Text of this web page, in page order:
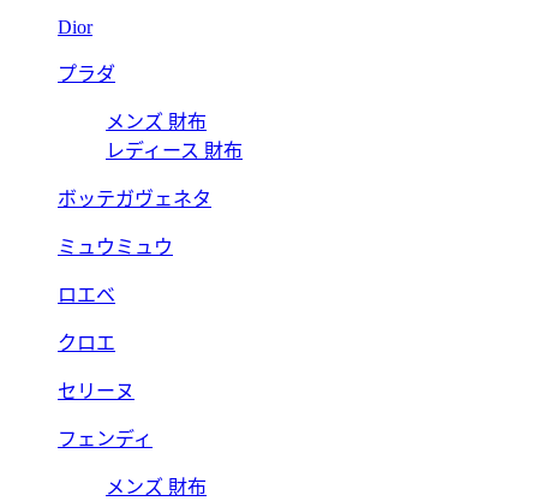
Dior
プラダ
メンズ 財布
レディース 財布
ボッテガヴェネタ
ミュウミュウ
ロエベ
クロエ
セリーヌ
フェンディ
メンズ 財布